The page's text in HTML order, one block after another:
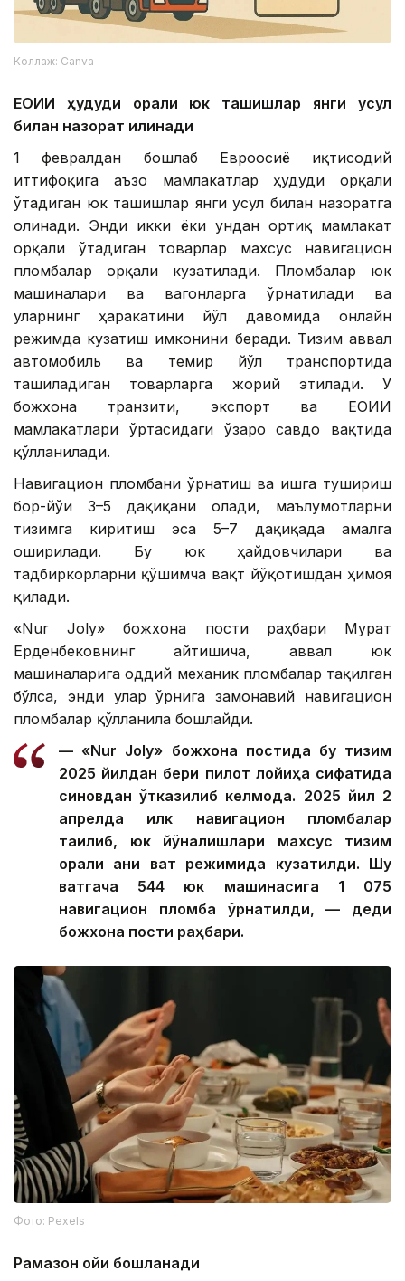
Коллаж: Canva
ЕОИИ ҳудуди орқали юк ташишлар янги усул
билан назорат қилинади
1 февралдан бошлаб Евроосиё иқтисодий
иттифоқига аъзо мамлакатлар ҳудуди орқали
ўтадиган юк ташишлар янги усул билан назоратга
олинади. Энди икки ёки ундан ортиқ мамлакат
орқали ўтадиган товарлар махсус навигацион
пломбалар орқали кузатилади. Пломбалар юк
машиналари ва вагонларга ўрнатилади ва
уларнинг ҳаракатини йўл давомида онлайн
режимда кузатиш имконини беради. Тизим аввал
автомобиль ва темир йўл транспортида
ташиладиган товарларга жорий этилади. У
божхона транзити, экспорт ва ЕОИИ
мамлакатлари ўртасидаги ўзаро савдо вақтида
қўлланилади.
Навигацион пломбани ўрнатиш ва ишга тушириш
бор-йўғи 3–5 дақиқани олади, маълумотларни
тизимга киритиш эса 5–7 дақиқада амалга
оширилади. Бу юк ҳайдовчилари ва
тадбиркорларни қўшимча вақт йўқотишдан ҳимоя
қилади.
«Nur Joly» божхона пости раҳбари Мурат
Ерденбековнинг айтишича, аввал юк
машиналарига оддий механик пломбалар тақилган
бўлса, энди улар ўрнига замонавий навигацион
пломбалар қўлланила бошлайди.
— «Nur Joly» божхона постида бу тизим
2025 йилдан бери пилот лойиҳа сифатида
синовдан ўтказилиб келмоқда. 2025 йил 2
апрелда илк навигацион пломбалар
тақилиб, юк йўналишлари махсус тизим
орқали аниқ вақт режимида кузатилди. Шу
вақтгача 544 юк машинасига 1 075
навигацион пломба ўрнатилди, — деди
божхона пости раҳбари.
Фото: Pexels
Рамазон ойи бошланади